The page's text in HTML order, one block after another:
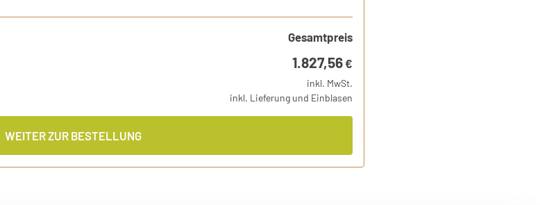
Gesamtpreis
1.827,56€
inkl. MwSt.
inkl. Lieferung und Einblasen
WEITER ZUR BESTELLUNG